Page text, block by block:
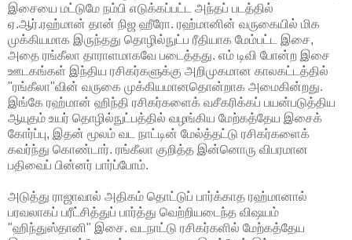
இசையை மட்டுமே நம்பி எடுக்கப்பட்ட அந்தப் படத்தில்
ஏ.ஆர்.ரஹ்மான் தான் நிஜ ஹீரோ. ரஹ்மானின் வருகையில் மிக
முக்கியமாக இருந்தது தொழில்நுட்ப ரீதியாக மேம்பட்ட இசை,
அதை ரங்கீலா தாராளமாகவே படைத்தது. எம் டிவி போன்ற இசை
ஊடகங்கள் இந்திய ரசிகர்களுக்கு அறிமுகமான காலகட்டத்தில்
"ரங்கீலா"வின் வருகை முக்கியமானதொன்றாக அமைகின்றது.
இங்கே ரஹ்மான் ஹிந்தி ரசிகர்களைக் வசீகரிக்கப் பயன்படுத்திய
ஆயுதம் உயர் தொழில்நுட்பத்தில் வழங்கிய மேற்கத்தேய இசைக்
கோர்ப்பு, இதன் மூலம் வட நாட்டின் மேல்த்தட்டு ரசிகர்களைக்
கவர்ந்து கொண்டார். ரங்கீலா குறித்த இன்னொரு விபரமான
பதிவைப் பின்னர் பார்ப்போம்.
அடுத்து ராஜாவால் அதிகம் தொட்டுப் பார்க்காத ரஹ்மானால்
பரவலாகப் பரீட்சித்துப் பார்த்து வெற்றியடைந்த விஷயம்
"ஹிந்துஸ்தானி" இசை. வடநாட்டு ரசிகர்களில் மேற்கத்தேய